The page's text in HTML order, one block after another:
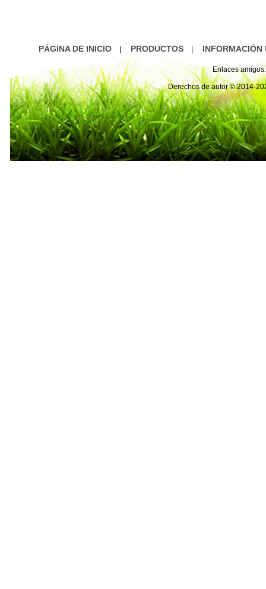
PÁGINA DE INICIO PRODUCTOS INFORMACIÓN
Enlaces amigos:
Derechos de autor © 2014-